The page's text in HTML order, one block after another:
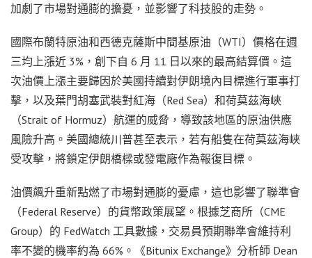
加劇了市場對通膨的擔憂，並影響了科技股的走勢。
國際布蘭特原油和西德克薩斯中間基原油（WTI）價格在週
三均上漲近 3%，創下自 6 月 11 日以來的最高結算價。這
次油價上漲主要歸因於美國持續對伊朗境內目標進行軍事打
擊，以及葉門胡塞武裝對紅海（Red Sea）和荷莫茲海峽
（Strait of Hormuz）航運的威脅，導致該地區的原油供應
風險升高。美國總統川普甚至表示，若有船隻在荷莫茲海峽
受攻擊，將鎖定伊朗橋樑或發電廠作為報復目標。
油價飆升重新點燃了市場對通膨的憂慮，這也影響了聯準會
（Federal Reserve）的貨幣政策展望。根據芝商所（CME
Group）的 FedWatch 工具數據，交易員預期聯準會維持利
率不變的機率約為 66%。《Bitunix Exchange》分析師 Dean